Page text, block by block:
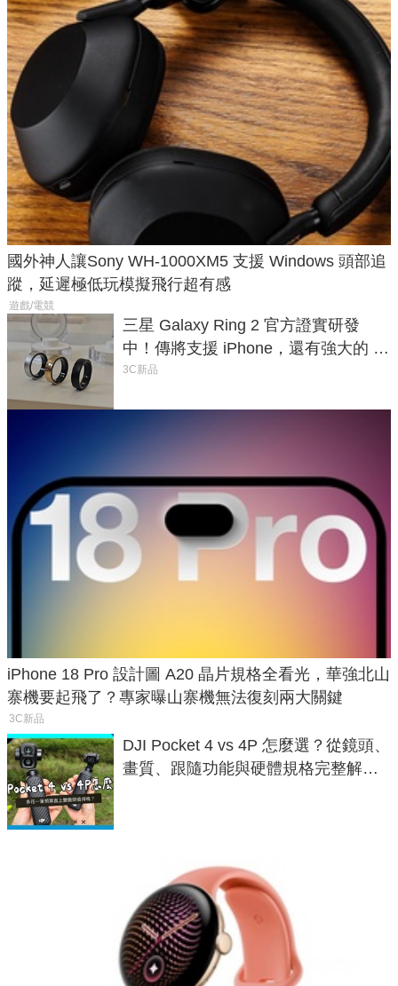
國外神人讓Sony WH-1000XM5 支援 Windows 頭部追
蹤，延遲極低玩模擬飛行超有感
遊戲/電競
三星 Galaxy Ring 2 官方證實研發
中！傳將支援 iPhone，還有強大的 AI
與智慧家電連動功能
3C新品
iPhone 18 Pro 設計圖 A20 晶片規格全看光，華強北山
寨機要起飛了？專家曝山寨機無法復刻兩大關鍵
3C新品
DJI Pocket 4 vs 4P 怎麼選？從鏡頭、
畫質、跟隨功能與硬體規格完整解